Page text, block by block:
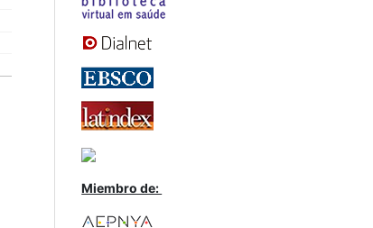
Miembro de: